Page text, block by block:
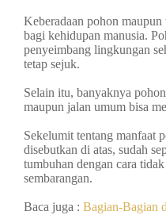
Keberadaan pohon
bagi kehidupan manusia.
penyeimbang lingkungan
tetap sejuk.
Selain itu, banyaknya
maupun jalan umum bisa
Sekelumit tentang manfaat
disebutkan di atas, sudah
tumbuhan dengan cara
sembarangan.
Baca juga : Bagian-Bagian